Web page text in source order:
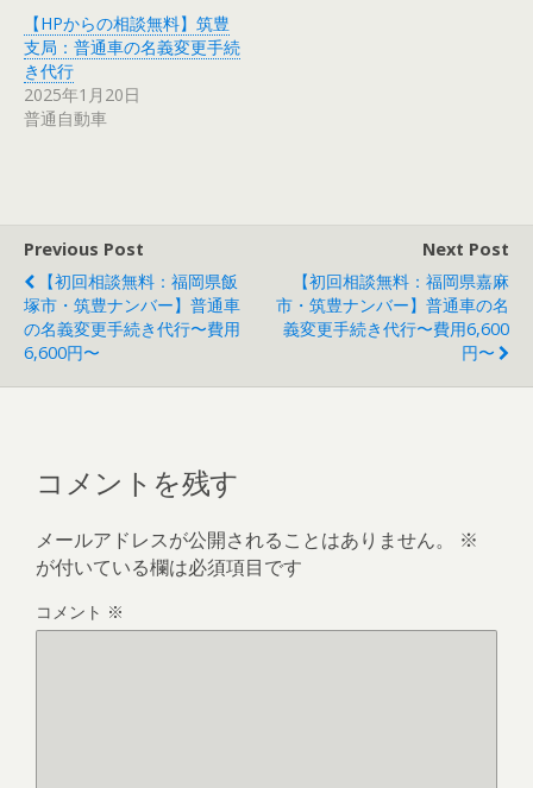
【HPからの相談無料】筑豊
支局：普通車の名義変更手続
き代行
2025年1月20日
普通自動車
Previous Post
【初回相談無料：福岡県飯
塚市・筑豊ナンバー】普通車
の名義変更手続き代行〜費用
6,600円〜
Next Post
【初回相談無料：福岡県嘉麻
市・筑豊ナンバー】普通車の名
義変更手続き代行〜費用6,600
円〜
コメントを残す
メールアドレスが公開されることはありません。
※
が付いている欄は必須項目です
コメント ※